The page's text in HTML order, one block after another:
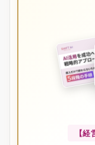
【